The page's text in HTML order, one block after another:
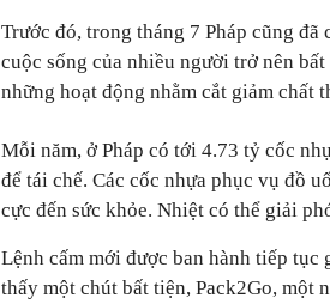
Trước đó, trong tháng 7 Pháp cũng
cuộc sống của nhiều người trở nên
những hoạt động nhằm cắt giảm chất
Mỗi năm, ở Pháp có tới 4.73 tỷ cốc
để tái chế. Các cốc nhựa phục vụ đồ
cực đến sức khỏe. Nhiệt có thể giải
Lệnh cấm mới được ban hành tiếp
thấy một chút bất tiện, Pack2Go, một